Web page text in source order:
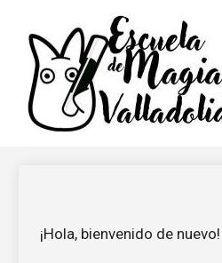
contenido
¡Hola, bienvenido de nuevo!